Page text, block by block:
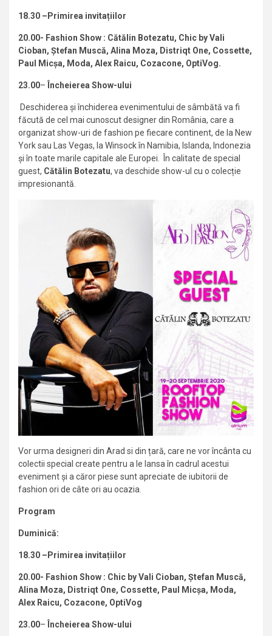
18.30 –Primirea invitațiilor
20.00- Fashion Show : Cătălin Botezatu, Chic by Vali
Cioban, Ștefan Muscă, Alina Moza, Distriqt One, Cossette,
Paul Micșa, Moda, Alex Raicu, Cozacone, OptiVog.
23.00– Încheierea Show-ului
Deschiderea și închiderea evenimentului de sâmbătă va fi
făcută de cel mai cunoscut designer din România, care a
organizat show-uri de fashion pe fiecare continent, de la New
York sau Las Vegas, la Winsock în Namibia, Islanda, Indonezia
și în toate marile capitale ale Europei. În calitate de special
guest, Cătălin Botezatu, va deschide show-ul cu o colecție
impresionantă.
Vor urma designeri din Arad si din țară, care ne vor încânta cu
colectii special create pentru a le lansa în cadrul acestui
eveniment și a căror piese sunt apreciate de iubitorii de
fashion ori de câte ori au ocazia.
Program
Duminică:
18.30 –Primirea invitațiilor
20.00- Fashion Show : Chic by Vali Cioban, Ștefan Muscă,
Alina Moza, Distriqt One, Cossette, Paul Micșa, Moda,
Alex Raicu, Cozacone, OptiVog
23.00– Încheierea Show-ului